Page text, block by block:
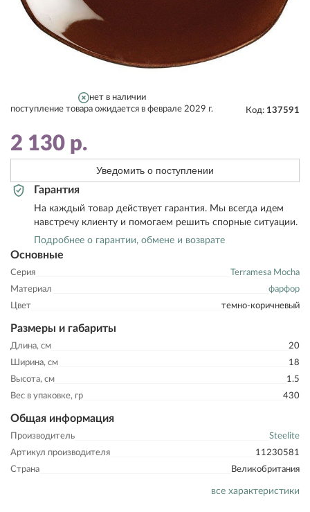
Основные
Серия
Terramesa Mocha
Материал
фарфор
Цвет
темно-коричневый
Размеры и габариты
Длина, см
20
Ширина, см
18
Высота, см
1.5
Вес в упаковке, гр
430
Общая информация
Производитель
Steelite
Артикул производителя
11230581
Страна
Великобритания
все характеристики
нет в наличии
поступление товара ожидается в феврале 2029 г.
Код: 137591
2 130 р.
Уведомить о поступлении
Гарантия
На каждый товар действует гарантия. Мы всегда идем
навстречу клиенту и помогаем решить спорные ситуации.
Подробнее о гарантии, обмене и возврате